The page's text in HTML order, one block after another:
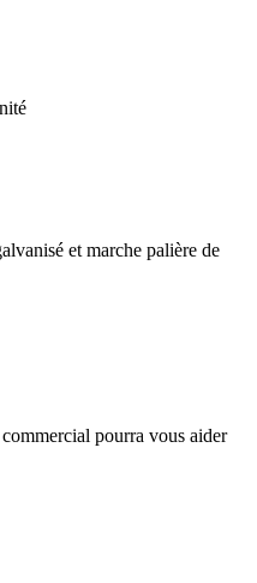
et marche palière de
pourra vous aider